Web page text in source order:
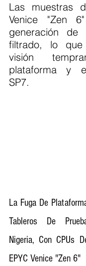
Las muestras
Venice "Zen
generación
filtrado, lo
visión
plataforma y
SP7.
La Fuga De
Tableros De
Nigeria, Con CPUs
EPYC Venice "Zen 6"